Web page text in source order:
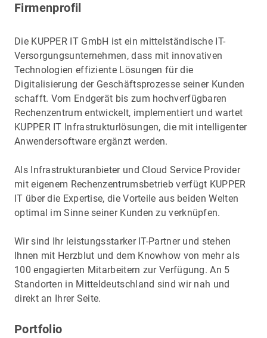
Firmenprofil
Die KUPPER IT GmbH ist ein mittelständische IT-
Versorgungsunternehmen, dass mit innovativen
Technologien effiziente Lösungen für die
Digitalisierung der Geschäftsprozesse seiner Kunden
schafft. Vom Endgerät bis zum hochverfügbaren
Rechenzentrum entwickelt, implementiert und wartet
KUPPER IT Infrastrukturlösungen, die mit intelligenter
Anwendersoftware ergänzt werden.
Als Infrastrukturanbieter und Cloud Service Provider
mit eigenem Rechenzentrumsbetrieb verfügt KUPPER
IT über die Expertise, die Vorteile aus beiden Welten
optimal im Sinne seiner Kunden zu verknüpfen.
Wir sind Ihr leistungsstarker IT-Partner und stehen
Ihnen mit Herzblut und dem Knowhow von mehr als
100 engagierten Mitarbeitern zur Verfügung. An 5
Standorten in Mitteldeutschland sind wir nah und
direkt an Ihrer Seite.
Portfolio